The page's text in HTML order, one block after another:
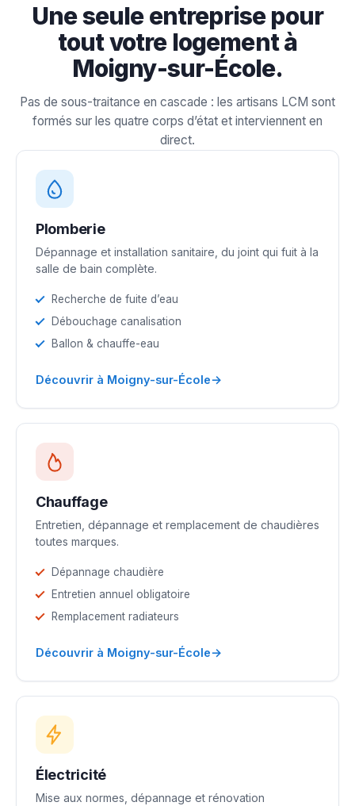
Une seule entreprise pour
tout votre logement à
Moigny-sur-École.
Pas de sous-traitance en cascade : les artisans LCM sont
formés sur les quatre corps d’état et interviennent en
direct.
Plomberie
Dépannage et installation sanitaire, du joint qui fuit à la
salle de bain complète.
Recherche de fuite d’eau
Débouchage canalisation
Ballon & chauffe-eau
Découvrir à Moigny-sur-École→
Chauffage
Entretien, dépannage et remplacement de chaudières
toutes marques.
Dépannage chaudière
Entretien annuel obligatoire
Remplacement radiateurs
Découvrir à Moigny-sur-École→
Électricité
Mise aux normes, dépannage et rénovation